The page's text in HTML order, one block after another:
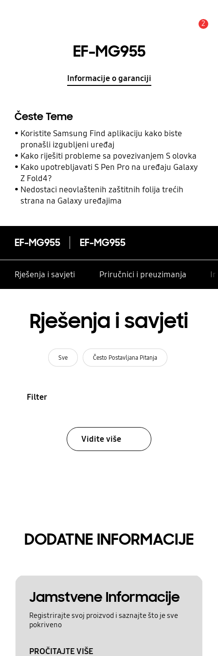
2
EF-MG955
Informacije o garanciji
Česte Teme
Koristite Samsung Find aplikaciju kako biste
pronašli izgubljeni uređaj
Kako riješiti probleme sa povezivanjem S olovka
Kako upotrebljavati S Pen Pro na uređaju Galaxy
Z Fold4?
Nedostaci neovlaštenih zaštitnih folija trećih
strana na Galaxy uređajima
EF-MG955 EF-MG955
Rješenja i savjeti Priručnici i preuzimanja
Rješenja i savjeti
Sve Često Postavljana Pitanja
Filter
Vidite više
DODATNE INFORMACIJE
Jamstvene Informacije
Registrirajte svoj proizvod i saznajte što je sve
pokriveno
PROČITAJTE VIŠE